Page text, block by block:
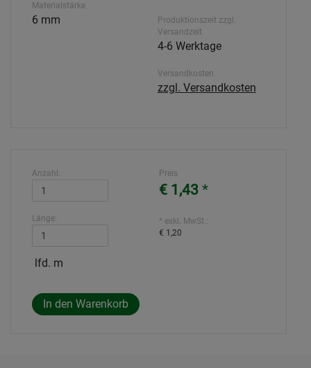
Materialstärke
6 mm
Produktionszeit zzgl.
Versandzeit
4-6 Werktage
Versandkosten
zzgl. Versandkosten
Anzahl:
Länge:
lfd. m
Preis
€ 1,43 *
* exkl. MwSt.:
€ 1,20